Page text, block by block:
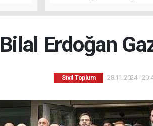
Bilal Erdoğan
Sivil Toplum 28.11.2024 -